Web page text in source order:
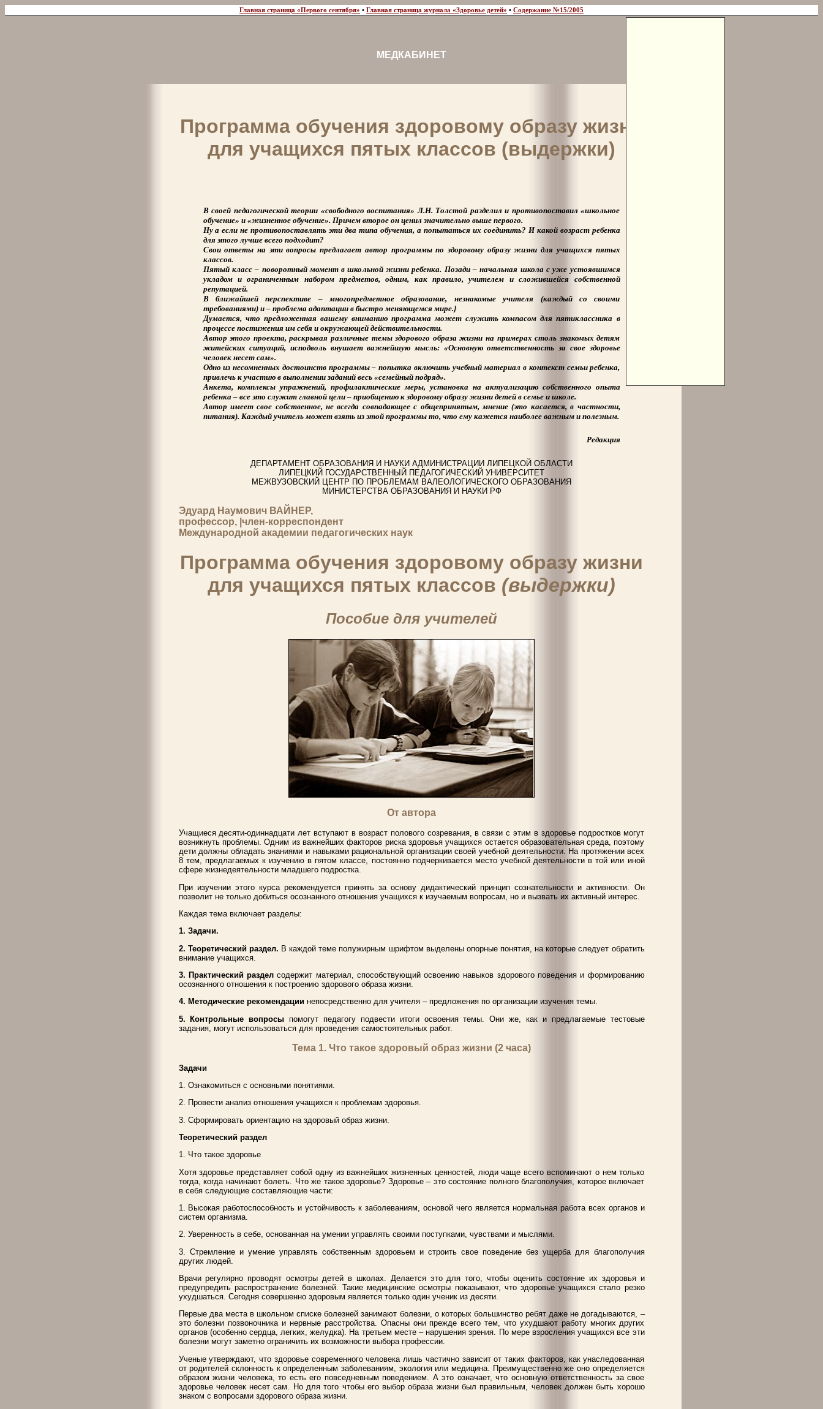
Главная страница «Первого сентября» • Главная страница журнала «Здоровье детей» • Содержание №15/2005
МЕДКАБИНЕТ
Программа обучения здоровому образу жизни
для учащихся пятых классов (выдержки)
В своей педагогической теории «свободного воспитания» Л.Н. Толстой разделил и противопоставил «школьное
обучение» и «жизненное обучение». Причем второе он ценил значительно выше первого.
Ну а если не противопоставлять эти два типа обучения, а попытаться их соединить? И какой возраст ребенка
для этого лучше всего подходит?
Свои ответы на эти вопросы предлагает автор программы по здоровому образу жизни для учащихся пятых
классов.
Пятый класс – поворотный момент в школьной жизни ребенка. Позади – начальная школа с уже устоявшимся
укладом и ограниченным набором предметов, одним, как правило, учителем и сложившейся собственной
репутацией.
В ближайшей перспективе – многопредметное образование, незнакомые учителя (каждый со своими
требованиями) и – проблема адаптации в быстро меняющемся мире.}
Думается, что предложенная вашему вниманию программа может служить компасом для пятиклассника в
процессе постижения им себя и окружающей действительности.
Автор этого проекта, раскрывая различные темы здорового образа жизни на примерах столь знакомых детям
житейских ситуаций, исподволь внушает важнейшую мысль: «Основную ответственность за свое здоровье
человек несет сам».
Одно из несомненных достоинств программы – попытка включить учебный материал в контекст семьи ребенка,
привлечь к участию в выполнении заданий весь «семейный подряд».
Анкета, комплексы упражнений, профилактические меры, установка на актуализацию собственного опыта
ребенка – все это служит главной цели – приобщению к здоровому образу жизни детей в семье и школе.
Автор имеет свое собственное, не всегда совпадающее с общепринятым, мнение (это касается, в частности,
питания). Каждый учитель может взять из этой программы то, что ему кажется наиболее важным и полезным.
Редакция
ДЕПАРТАМЕНТ ОБРАЗОВАНИЯ И НАУКИ АДМИНИСТРАЦИИ ЛИПЕЦКОЙ ОБЛАСТИ
ЛИПЕЦКИЙ ГОСУДАРСТВЕННЫЙ ПЕДАГОГИЧЕСКИЙ УНИВЕРСИТЕТ
МЕЖВУЗОВСКИЙ ЦЕНТР ПО ПРОБЛЕМАМ ВАЛЕОЛОГИЧЕСКОГО ОБРАЗОВАНИЯ
МИНИСТЕРСТВА ОБРАЗОВАНИЯ И НАУКИ РФ
Эдуард Наумович ВАЙНЕР,
профессор, |член-корреспондент
Международной академии педагогических наук
Программа обучения здоровому образу жизни
для учащихся пятых классов (выдержки)
Пособие для учителей
От автора
Учащиеся десяти-одиннадцати лет вступают в возраст полового созревания, в связи с этим в здоровье подростков могут
возникнуть проблемы. Одним из важнейших факторов риска здоровья учащихся остается образовательная среда, поэтому
дети должны обладать знаниями и навыками рациональной организации своей учебной деятельности. На протяжении всех
8 тем, предлагаемых к изучению в пятом классе, постоянно подчеркивается место учебной деятельности в той или иной
сфере жизнедеятельности младшего подростка.
При изучении этого курса рекомендуется принять за основу дидактический принцип сознательности и активности. Он
позволит не только добиться осознанного отношения учащихся к изучаемым вопросам, но и вызвать их активный интерес.
Каждая тема включает разделы:
1. Задачи.
2. Теоретический раздел. В каждой теме полужирным шрифтом выделены опорные понятия, на которые следует обратить
внимание учащихся.
3. Практический разделсодержит материал, способствующий освоению навыков здорового поведения и формированию
осознанного отношения к построению здорового образа жизни.
4. Методические рекомендации непосредственно для учителя – предложения по организации изучения темы.
5. Контрольные вопросыпомогут педагогу подвести итоги освоения темы. Они же, как и предлагаемые тестовые
задания, могут использоваться для проведения самостоятельных работ.
Тема 1. Что такое здоровый образ жизни (2 часа)
Задачи
1. Ознакомиться с основными понятиями.
2. Провести анализ отношения учащихся к проблемам здоровья.
3. Сформировать ориентацию на здоровый образ жизни.
Теоретический раздел
1. Что такое здоровье
Хотя здоровье представляет собой одну из важнейших жизненных ценностей, люди чаще всего вспоминают о нем только
тогда, когда начинают болеть. Что же такое здоровье? Здоровье – это состояние полного благополучия, которое включает
в себя следующие составляющие части:
1. Высокая работоспособность и устойчивость к заболеваниям, основой чего является нормальная работа всех органов и
систем организма.
2. Уверенность в себе, основанная на умении управлять своими поступками, чувствами и мыслями.
3. Стремление и умение управлять собственным здоровьем и строить свое поведение без ущерба для благополучия
других людей.
Врачи регулярно проводят осмотры детей в школах. Делается это для того, чтобы оценить состояние их здоровья и
предупредить распространение болезней. Такие медицинские осмотры показывают, что здоровье учащихся стало резко
ухудшаться. Сегодня совершенно здоровым является только один ученик из десяти.
Первые два места в школьном списке болезней занимают болезни, о которых большинство ребят даже не догадываются, –
это болезни позвоночника и нервные расстройства. Опасны они прежде всего тем, что ухудшают работу многих других
органов (особенно сердца, легких, желудка). На третьем месте – нарушения зрения. По мере взросления учащихся все эти
болезни могут заметно ограничить их возможности выбора профессии.
Ученые утверждают, что здоровье современного человека лишь частично зависит от таких факторов, как унаследованная
от родителей склонность к определенным заболеваниям, экология или медицина. Преимущественно же оно определяется
образом жизни человека, то есть его повседневным поведением. А это означает, что основную ответственность за свое
здоровье человек несет сам. Но для того чтобы его выбор образа жизни был правильным, человек должен быть хорошо
знаком с вопросами здорового образа жизни.